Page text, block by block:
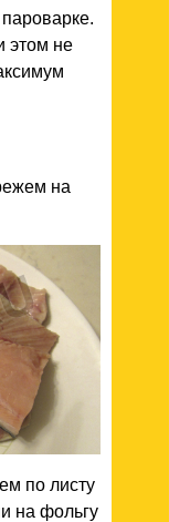
этом не
на
по листу
на фольгу